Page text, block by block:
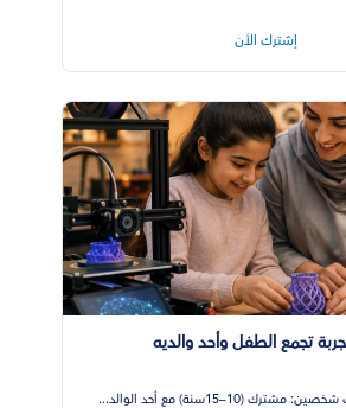
إشترك الأن
تجمع الطفل وأحد والديه
(10–15سنة) مع أحد الوالد...